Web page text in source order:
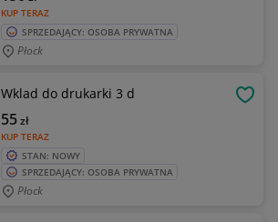
KUP TERAZ
SPRZEDAJĄCY: OSOBA PRYWATNA
Płock
Wklad do drukarki 3 d
KUP TERAZ
55zł
STAN: NOWY
SPRZEDAJĄCY: OSOBA PRYWATNA
Płock